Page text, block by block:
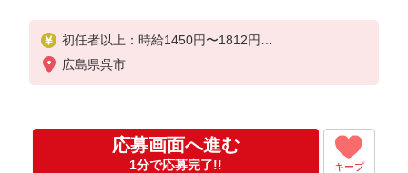
初任者以上：時給1450円〜1812円
無資格の方：時給1350円〜1687円
広島県呉市
応募画面へ進む
1分で応募完了!! キープ